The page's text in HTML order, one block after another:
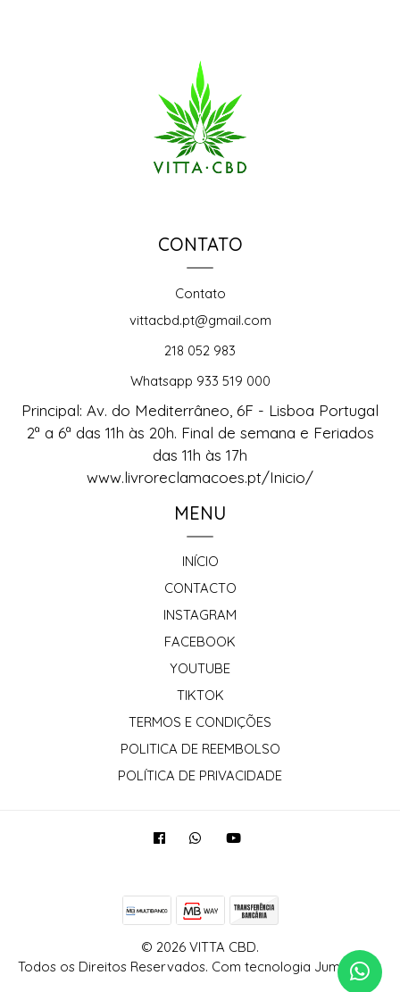
CONTATO
Contato
vittacbd.pt@gmail.com
218 052 983
Whatsapp 933 519 000
Principal: Av. do Mediterrâneo, 6F - Lisboa Portugal
2ª a 6ª das 11h às 20h. Final de semana e Feriados
das 11h às 17h
www.livroreclamacoes.pt/Inicio/
MENU
INÍCIO
CONTACTO
INSTAGRAM
FACEBOOK
YOUTUBE
TIKTOK
TERMOS E CONDIÇÕES
POLITICA DE REEMBOLSO
POLÍTICA DE PRIVACIDADE
© 2026 VITTA CBD.
Todos os Direitos Reservados. Com tecnologia Jumpseller.